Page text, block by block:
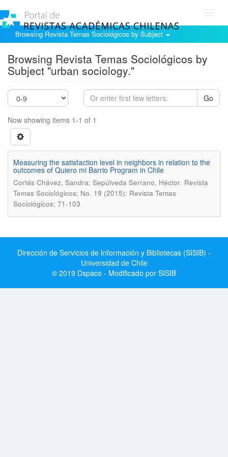
Browsing Revista Temas Sociológicos by Subject
Browsing Revista Temas Sociológicos by
Subject "urban sociology."
Go
Now showing items 1-1 of 1
Measuring the satisfaction level in neighbors in relation to the
outcomes of Quiero mi Barrio Program in Chile
Cortés Chávez, Sandra; Sepúlveda Serrano, Héctor. Revista
Temas Sociológicos; No. 19 (2015): Revista Temas
Sociológicos; 71-103
Dirección de Servicios de Información y Bibliotecas (SISIB) -
Universidad de Chile
© 2019 Dspace - Modificado por SISIB